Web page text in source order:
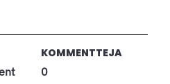
KOMMENTTEJA
0